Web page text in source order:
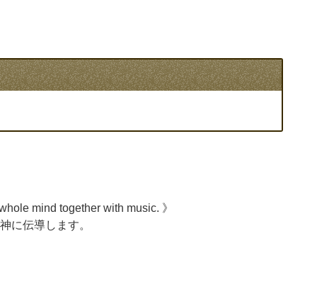
mind together with music. 》
に伝導します。